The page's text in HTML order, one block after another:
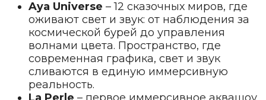
Aya Universe – 12 сказочных миров, где
оживают свет и звук: от наблюдения за
космической бурей до управления
волнами цвета. Пространство, где
современная графика, свет и звук
сливаются в единую иммерсивную
реальность.